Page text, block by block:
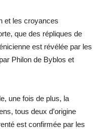
et les croyances
que des répliques de
est révélée par les
Philon de Byblos et
une fois de plus, la
tous deux d’origine
est confirmée par les